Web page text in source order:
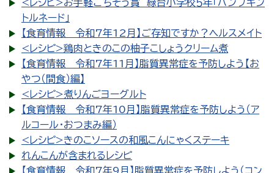
<レシピ>お手軽ごちそう賞 緑台小学校５年「パンプキン
トルネード」
【食育情報 令和7年12月】ご存知ですか？ヘルスメイト
<レシピ>鶏肉ときのこの柚子こしょうクリーム煮
【食育情報 令和7年11月】脂質異常症を予防しよう【お
やつ（間食）編】
<レシピ>煮りんごヨーグルト
【食育情報 令和7年10月】脂質異常症を予防しよう（ア
ルコール・おつまみ編）
<レシピ>きのこソースの和風こんにゃくステーキ
れんこんが含まれるレシピ
【食育情報 令和7年9月】脂質異常症を予防しよう（コン